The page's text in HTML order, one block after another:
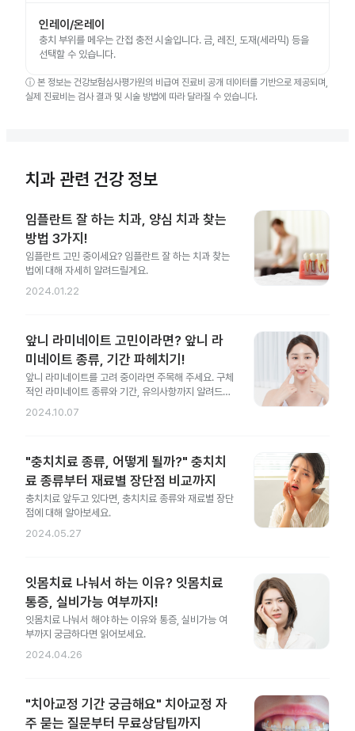
인레이/온레이
충치 부위를 메우는 간접 충전 시술입니다. 금, 레진, 도재(세라믹) 등을
선택할 수 있습니다.
ⓘ 본 정보는 건강보험심사평가원의 비급여 진료비 공개 데이터를 기반으로 제공되며,
실제 진료비는 검사 결과 및 시술 방법에 따라 달라질 수 있습니다.
치과 관련 건강 정보
임플란트 잘 하는 치과, 양심 치과 찾는
방법 3가지!
임플란트 고민 중이세요? 임플란트 잘 하는 치과 찾는
법에 대해 자세히 알려드릴게요.
2024.01.22
앞니 라미네이트 고민이라면? 앞니 라
미네이트 종류, 기간 파헤치기!
앞니 라미네이트를 고려 중이라면 주목해 주세요. 구체
적인 라미네이트 종류와 기간, 유의사항까지 알려드릴
게요.
2024.10.07
"충치치료 종류, 어떻게 될까?" 충치치
료 종류부터 재료별 장단점 비교까지
충치치료 앞두고 있다면, 충치치료 종류와 재료별 장단
점에 대해 알아보세요.
2024.05.27
잇몸치료 나눠서 하는 이유? 잇몸치료
통증, 실비가능 여부까지!
잇몸치료 나눠서 해야 하는 이유와 통증, 실비가능 여
부까지 궁금하다면 읽어보세요.
2024.04.26
"치아교정 기간 궁금해요" 치아교정 자
주 묻는 질문부터 무료상담팁까지